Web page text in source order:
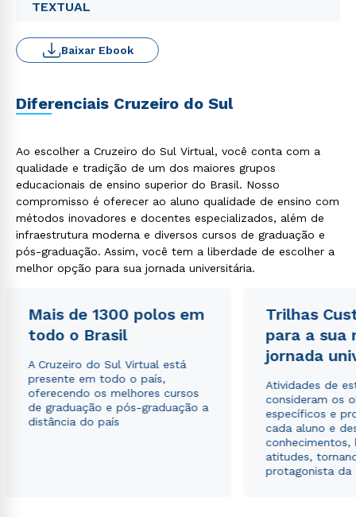
TEXTUAL
Baixar Ebook
Diferenciais Cruzeiro do Sul
Ao escolher a Cruzeiro do Sul Virtual, você conta com a
qualidade e tradição de um dos maiores grupos
educacionais de ensino superior do Brasil. Nosso
compromisso é oferecer ao aluno qualidade de ensino com
métodos inovadores e docentes especializados, além de
infraestrutura moderna e diversos cursos de graduação e
pós-graduação. Assim, você tem a liberdade de escolher a
melhor opção para sua jornada universitária.
Mais de 1300 polos em
todo o Brasil
A Cruzeiro do Sul Virtual está
presente em todo o país,
oferecendo os melhores cursos
de graduação e pós-graduação a
distância do país
Trilhas
para a sua
jornada
Atividades de
consideram os
específicos e
cada aluno e
conhecimentos,
atitudes,
protagonista da